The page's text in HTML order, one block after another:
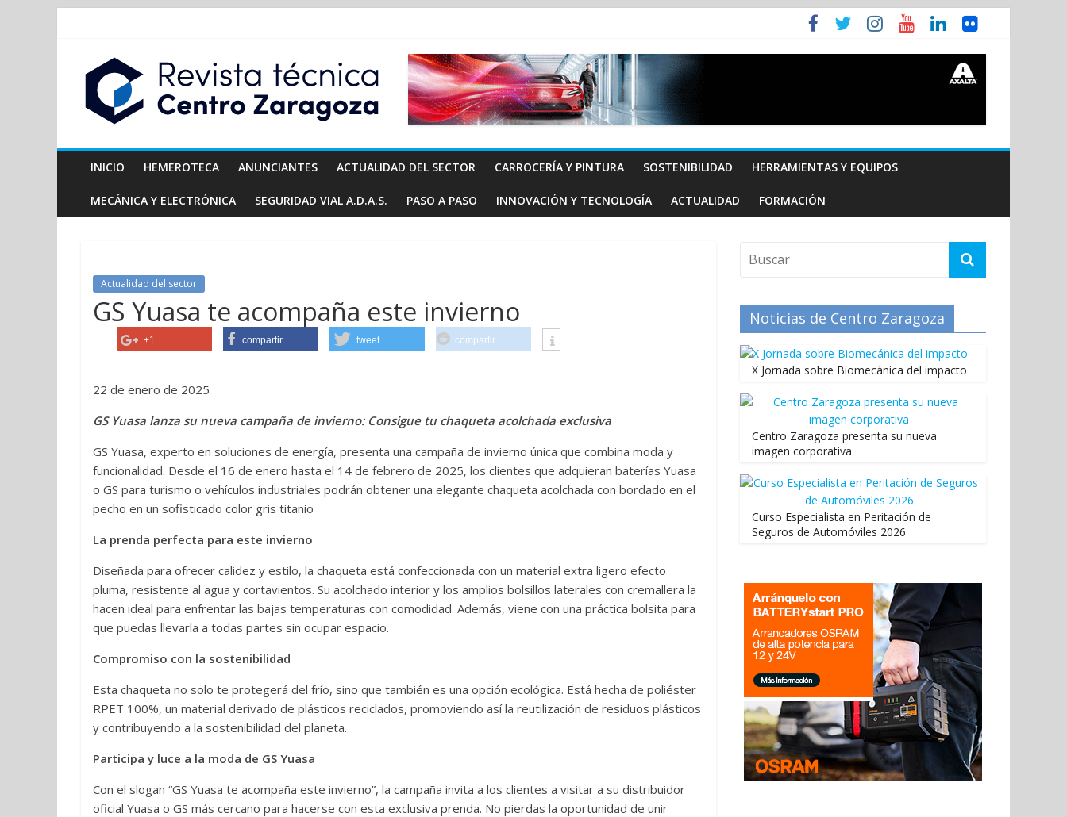
INICIO HEMEROTECA ANUNCIANTES ACTUALIDAD DEL SECTOR CARROCERÍA Y PINTURA SOSTENIBILIDAD HERRAMIENTAS Y EQUIPOS
MECÁNICA Y ELECTRÓNICA SEGURIDAD VIAL A.D.A.S. PASO A PASO INNOVACIÓN Y TECNOLOGÍA ACTUALIDAD FORMACIÓN
Actualidad del sector
GS Yuasa te acompaña este invierno
+1 compartir tweet compartir
22 de enero de 2025
GS Yuasa lanza su nueva campaña de invierno: Consigue tu chaqueta acolchada exclusiva
GS Yuasa, experto en soluciones de energía, presenta una campaña de invierno única que combina moda y
funcionalidad. Desde el 16 de enero hasta el 14 de febrero de 2025, los clientes que adquieran baterías Yuasa
o GS para turismo o vehículos industriales podrán obtener una elegante chaqueta acolchada con bordado en el
pecho en un sofisticado color gris titanio
La prenda perfecta para este invierno
Diseñada para ofrecer calidez y estilo, la chaqueta está confeccionada con un material extra ligero efecto
pluma, resistente al agua y cortavientos. Su acolchado interior y los amplios bolsillos laterales con cremallera la
hacen ideal para enfrentar las bajas temperaturas con comodidad. Además, viene con una práctica bolsita para
que puedas llevarla a todas partes sin ocupar espacio.
Compromiso con la sostenibilidad
Esta chaqueta no solo te protegerá del frío, sino que también es una opción ecológica. Está hecha de poliéster
RPET 100%, un material derivado de plásticos reciclados, promoviendo así la reutilización de residuos plásticos
y contribuyendo a la sostenibilidad del planeta.
Participa y luce a la moda de GS Yuasa
Con el slogan “GS Yuasa te acompaña este invierno”, la campaña invita a los clientes a visitar a su distribuidor
oficial Yuasa o GS más cercano para hacerse con esta exclusiva prenda. No pierdas la oportunidad de unir
Noticias de Centro Zaragoza
X Jornada sobre Biomecánica del impacto
Centro Zaragoza presenta su nueva
imagen corporativa
Curso Especialista en Peritación de
Seguros de Automóviles 2026